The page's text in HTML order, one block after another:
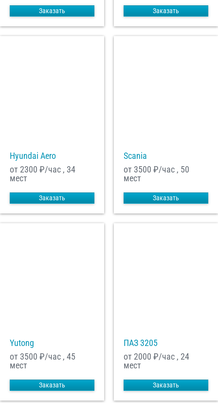
Заказать Заказать
Hyundai Aero
от 2300 ₽/час , 34
мест
Заказать
Scania
от 3500 ₽/час , 50
мест
Заказать
Yutong
от 3500 ₽/час , 45
мест
Заказать
ПАЗ 3205
от 2000 ₽/час , 24
мест
Заказать